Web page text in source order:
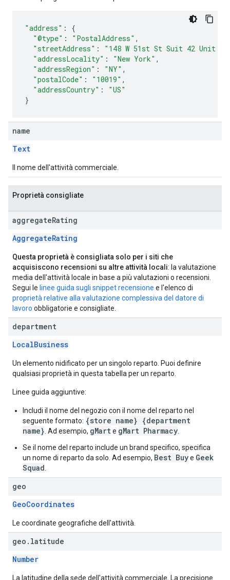
"address" :
{
"@type" : "PostalAddress" ,
"streetAddress" : "148 W 51st St Suit 42 Unit 7"
"addressLocality" : "New York" ,
"addressRegion" : "NY" ,
"postalCode" : "10019" ,
"addressCountry" :
"US"
}
name
Text
Il nome dell'attività commerciale.
Proprietà consigliate
aggregateRating
AggregateRating
Questa proprietà è consigliata solo per i siti che
acquisiscono recensioni su altre attività locali: la valutazione
media dell'attività locale in base a più valutazioni o recensioni.
Segui le linee guida sugli snippet recensione e l'elenco di
proprietà relative alla valutazione complessiva del datore di
lavoro obbligatorie e consigliate.
department
LocalBusiness
Un elemento nidificato per un singolo reparto. Puoi definire
qualsiasi proprietà in questa tabella per un reparto.
Linee guida aggiuntive:
Includi il nome del negozio con il nome del reparto nel
seguente formato: {store name} {department
name} . Ad esempio, gMart e gMart Pharmacy
Se il nome del reparto include un brand specifico, specifica
un nome di reparto da solo. Ad esempio, Best Buye Geek
Squad
geo
GeoCoordinates
Le coordinate geografiche dell'attività.
geo . latitude
Number
La latitudine della sede dell'attività commerciale. La precisione